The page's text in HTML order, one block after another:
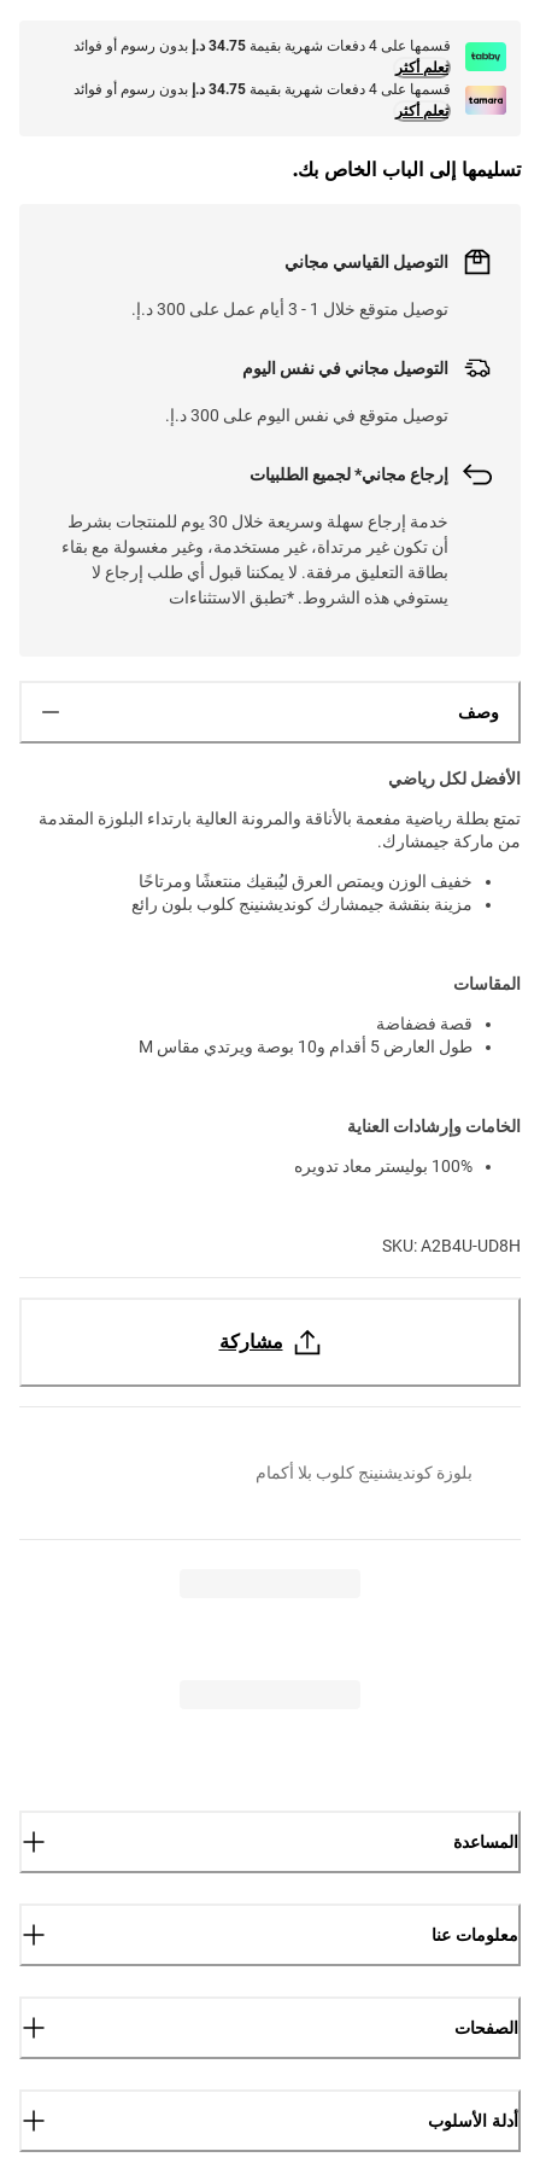
قسمها على 4 دفعات شهرية بقيمة 34.75 د.إ
بدون رسوم أو فوائد
تعلم أكثر
قسمها على 4 دفعات شهرية بقيمة
34.75 د.إ
بدون رسوم أو فوائد
تعلم أكثر
تسليمها إلى الباب الخاص بك.
التوصيل القياسي مجاني
توصيل متوقع خلال 1 - 3 أيام عمل على 300 د.إ.
التوصيل مجاني في نفس اليوم
توصيل متوقع في نفس اليوم على 300 د.إ.
إرجاع مجاني* لجميع الطلبيات
خدمة إرجاع سهلة وسريعة خلال 30 يوم للمنتجات بشرط
أن تكون غير مرتداة، غير مستخدمة، وغير مغسولة مع بقاء
بطاقة التعليق مرفقة. لا يمكننا قبول أي طلب إرجاع لا
يستوفي هذه الشروط. *تطبق الاستثناءات
وصف
الأفضل لكل رياضي
تمتع بطلة رياضية مفعمة بالأناقة والمرونة العالية بارتداء البلوزة المقدمة
من ماركة جيمشارك.
خفيف الوزن ويمتص العرق ليُبقيك منتعشًا ومرتاحًا
مزينة بنقشة جيمشارك كونديشنينج كلوب بلون رائع
المقاسات
قصة فضفاضة
طول العارض 5 أقدام و10 بوصة ويرتدي مقاس M
الخامات وإرشادات العناية
100% بوليستر معاد تدويره
SKU: A2B4U-UD8H
مشاركة
بلوزة كونديشنينج كلوب بلا أكمام
المساعدة
معلومات عنا
الصفحات
أدلة الأسلوب